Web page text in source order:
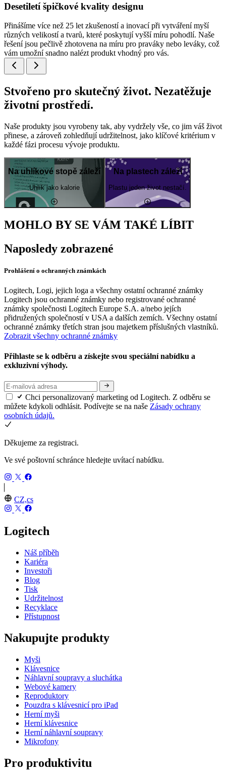
Desetiletí špičkové kvality designu
Přinášíme více než 25 let zkušeností a inovací při vytváření myší
různých velikostí a tvarů, které poskytují vyšší míru pohodlí. Naše
řešení jsou pečlivě zhotovena na míru pro praváky nebo leváky, což
vám umožní snadno nalézt produkt vhodný pro vás.
Stvořeno pro skutečný život. Nezatěžuje
životní prostředí.
Naše produkty jsou vyrobeny tak, aby vydržely vše, co jim váš život
přinese, a zároveň zohledňují udržitelnost, jako klíčové kritérium v
každé fázi procesu vývoje produktu.
Na uhlíkové stopě záleží
Uhlík jako kalorie
Na plastech záleží
Plastu jeden život nestačí.
MOHLO BY SE VÁM TAKÉ LÍBIT
Naposledy zobrazené
Prohlášení o ochranných známkách
Logitech, Logi, jejich loga a všechny ostatní ochranné známky
Logitech jsou ochranné známky nebo registrované ochranné
známky společnosti Logitech Europe S.A. a/nebo jejích
přidružených společností v USA a dalších zemích. Všechny ostatní
ochranné známky třetích stran jsou majetkem příslušných vlastníků.
Zobrazit všechny ochranné známky
Přihlaste se k odběru a získejte svou speciální nabídku a
exkluzivní výhody.
Chci personalizovaný marketing od Logitech. Z odběru se
můžete kdykoli odhlásit. Podívejte se na naše Zásady ochrany
osobních údajů.
Děkujeme za registraci.
Ve své poštovní schránce hledejte uvítací nabídku.
CZ,cs
Logitech
Náš příběh
Kariéra
Investoři
Blog
Tisk
Udržitelnost
Recyklace
Přístupnost
Nakupujte produkty
Myši
Klávesnice
Náhlavní soupravy a sluchátka
Webové kamery
Reproduktory
Pouzdra s klávesnicí pro iPad
Herní myši
Herní klávesnice
Herní náhlavní soupravy
Mikrofony
Pro produktivitu